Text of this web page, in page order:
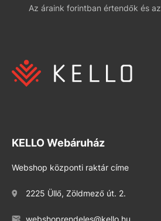
Az áraink forintban értendők és
KELLO Webáruház
Webshop központi raktár címe
2225 Üllő, Zöldmező út. 2.
webshoprendeles@kello.hu